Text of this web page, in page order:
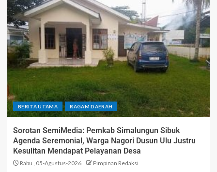
BERITA UTAMA RAGAM DAERAH
Sorotan SemiMedia: Pemkab Simalungun Sibuk
Agenda Seremonial, Warga Nagori Dusun Ulu Justru
Kesulitan Mendapat Pelayanan Desa
Rabu , 05-Agustus-2026 Pimpinan Redaksi